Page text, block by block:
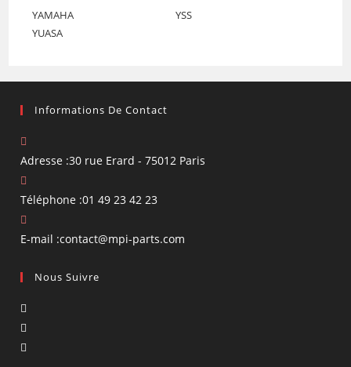
YAMAHA
YSS
YUASA
Informations De Contact
Adresse :30 rue Erard - 75012 Paris
Téléphone :01 49 23 42 23
E-mail :contact@mpi-parts.com
Nous Suivre